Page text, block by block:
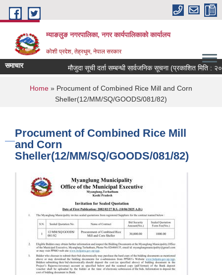
Skip to main content
म्याङलुङ नगरपालिका, नगर कार्यपालिकाको कार्यालय
कोशी प्रदेश, तेह्रथुम, नेपाल सरकार
कृषि, पर्यटन, जलश्रोत, शुशासन र पुर्वाधार । स्वचछ, सुन्दर
समाचार मौजुदा सूची दर्ता सम्बन्धी सार्वजनिक सूचना (प्रकाशित मिति :
You are here
Home » Procument of Combined Rice Mill and Corn
Sheller(12/MM/SQ/GOODS/081/82)
Procument of Combined Rice Mill
and Corn
Sheller(12/MM/SQ/GOODS/081/82)